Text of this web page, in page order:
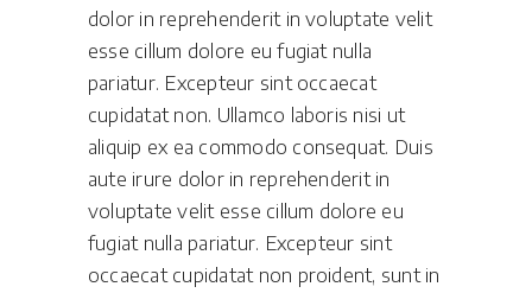
dolor in reprehenderit in voluptate velit
esse cillum dolore eu fugiat nulla
pariatur. Excepteur sint occaecat
cupidatat non. Ullamco laboris nisi ut
aliquip ex ea commodo consequat. Duis
aute irure dolor in reprehenderit in
voluptate velit esse cillum dolore eu
fugiat nulla pariatur. Excepteur sint
occaecat cupidatat non proident, sunt in